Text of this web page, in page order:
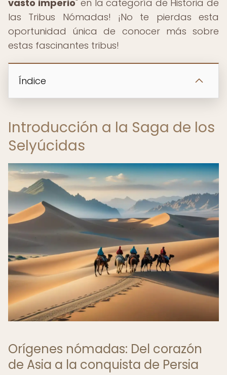
vasto imperio" en la categoría de Historia de
las Tribus Nómadas! ¡No te pierdas esta
oportunidad única de conocer más sobre
estas fascinantes tribus!
Índice
Introducción a la Saga de los
Selyúcidas
Orígenes nómadas: Del corazón
de Asia a la conquista de Persia